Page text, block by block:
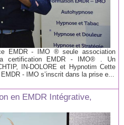
EMDR - IMO ® seule association
certification EMDR - IMO® . Un
IN-DOLORE et Hypnotim Cette
- IMO s’inscrit dans la prise e...
en EMDR Intégrative,